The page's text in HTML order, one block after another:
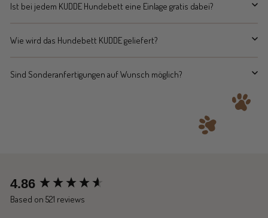
Ist bei jedem KUDDE Hundebett eine Einlage gratis dabei?
Wie wird das Hundebett KUDDE geliefert?
Sind Sonderanfertigungen auf Wunsch möglich?
4.86
Based on 521 reviews
New content loaded